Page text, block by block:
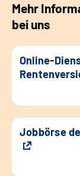
Mehr
bei uns
Online-
Jobbörse